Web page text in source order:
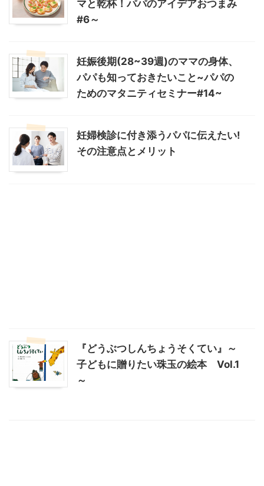
マと乾杯！パパのアイデアおつまみ
#6～
妊娠後期(28~39週)のママの身体、
パパも知っておきたいこと~パパの
ためのマタニティセミナー#14~
妊婦検診に付き添うパパに伝えたい!
その注意点とメリット
『どうぶつしんちょうそくてい』～
子どもに贈りたい珠玉の絵本 Vol.1
～